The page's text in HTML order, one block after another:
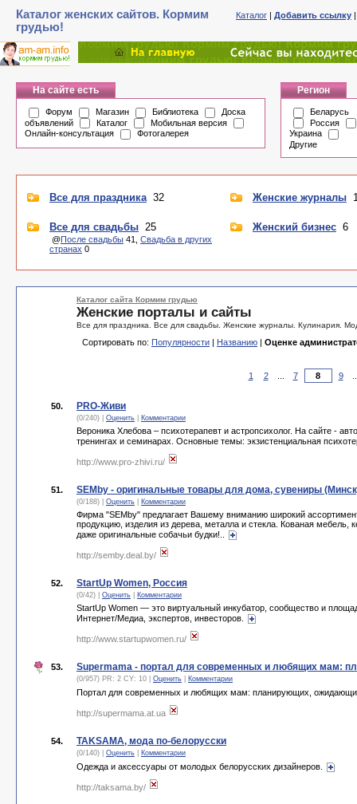
Каталог женских сайтов. Кормим
грудью!
Каталог | Добавить ссылку
На сайте есть
Форум Магазин Библиотека
Доска
объявлений
Каталог
Мобильная версия
Онлайн-консультация
Фотогалерея
Регион
Беларусь
Россия
Украина
Другие
Все для праздника 32
Все для свадьбы 25
@После свадьбы 41, Свадьба в других
странах 0
Женские журналы
Женский бизнес 6
Каталог сайта Кормим грудью
Женские порталы и сайты
Все для праздника. Все для свадьбы. Женские журналы. Кулинария.
Сортировать по: Популярности | Названию | Оценке
1 2 7 9
50. PRO-Живи
(0/240) | Оценить Комментарии
Вероника Хлебова – психотерапевт и астропсихолог. На сайте -
тренингах и семинарах. Основные темы: экзистенциальная
http://www.pro-zhivi.ru/
51. SEMby - оригинальные товары для дома, сувениры
(0/188) | Оценить Комментарии
Фирма "SEMby" предлагает Вашему вниманию широкий
продукцию, изделия из дерева, металла и стекла. Кованая
даже оригинальные собачьи будки!..
http://semby.deal.by/
52. StartUp Women, Россия
(0/42) | Оценить Комментарии
StartUp Women — это виртуальный инкубатор, сообщество и
Интернет/Медиа, экспертов, инвесторов.
http://www.startupwomen.ru/
53. Supermama - портал для современных и любящих мам:
(0/957) PR: 2 CY: 10 | Оценить Комментарии
Портал для современных и любящих мам: планирующих,
http://supermama.at.ua
54. TAKSAMA, мода по-белорусски
(0/140) | Оценить Комментарии
Одежда и аксессуары от молодых белорусских дизайнеров.
http://taksama.by/